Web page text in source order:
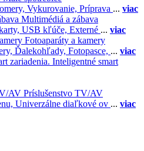
Vykurovanie, Príprava ... viac
Multimédiá a zábava
USB kľúče, Externé ... viac
Fotoaparáty a kamery
Ďalekohľady, Fotopasce, ... viac
Inteligentné smart
Príslušenstvo TV/AV
Univerzálne diaľkové ov ... viac